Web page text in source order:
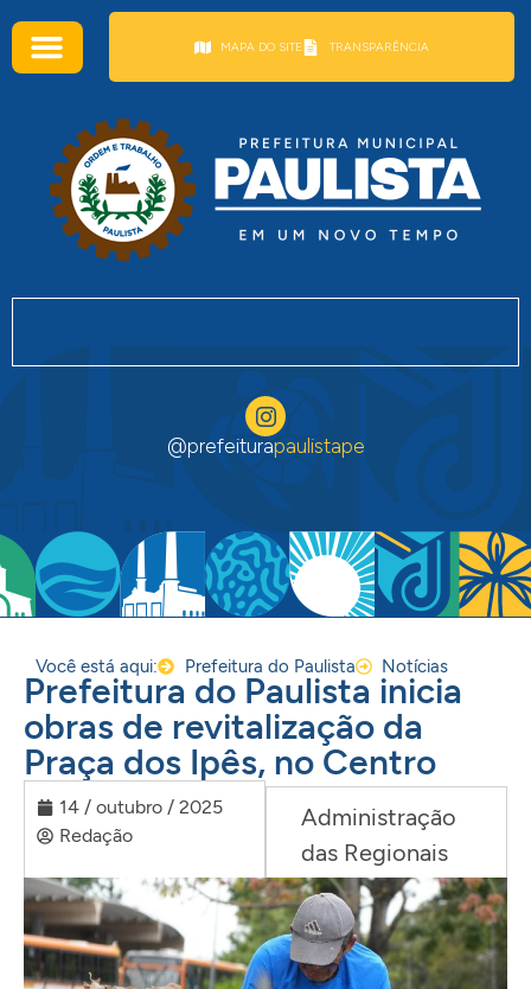
MAPA DO SITE TRANSPARÊNCIA
@prefeiturapaulistape
Você está aqui: Prefeitura do Paulista Notícias
Prefeitura do Paulista inicia
obras de revitalização da
Praça dos Ipês, no Centro
14 / outubro / 2025
Redação
Administração
das Regionais